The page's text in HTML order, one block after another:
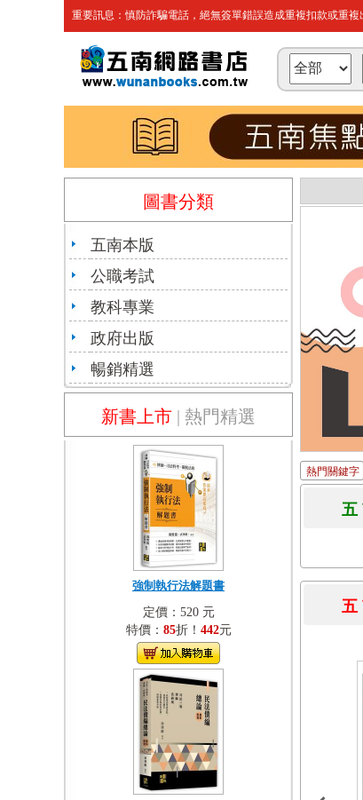
重要訊息：慎防詐騙電話，絕無簽單錯誤造成重複扣款或重複
圖書分類
五南本版
公職考試
教科專業
政府出版
暢銷精選
新書上市 | 熱門精選
強制執行法解題書
定價：520 元
特價： 85折！ 442元
熱門關鍵字
五
五